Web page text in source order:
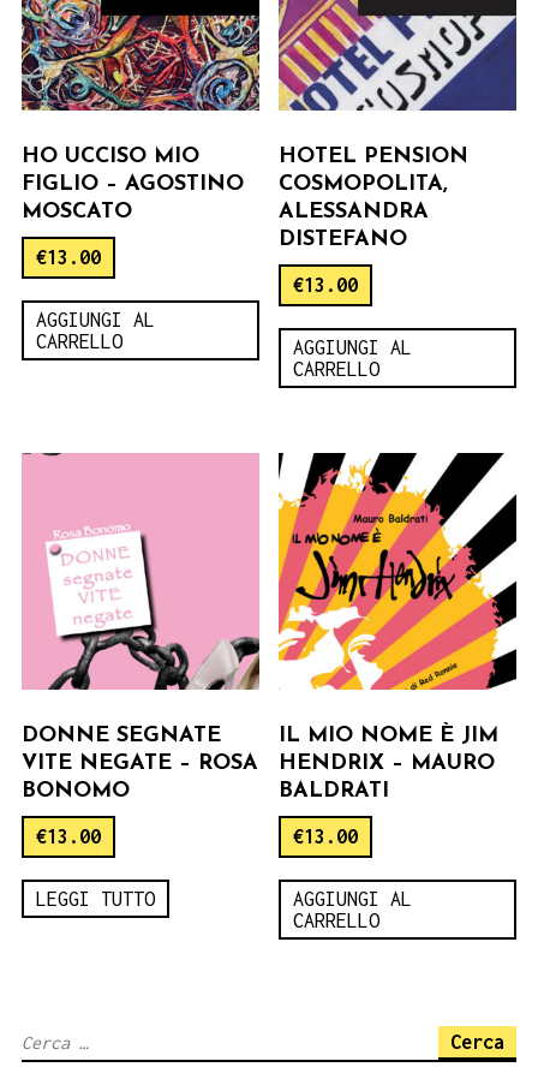
HO UCCISO MIO
FIGLIO – AGOSTINO
MOSCATO
€13.00
AGGIUNGI AL
CARRELLO
HOTEL PENSION
COSMOPOLITA,
ALESSANDRA
DISTEFANO
€13.00
AGGIUNGI AL
CARRELLO
DONNE SEGNATE
VITE NEGATE – ROSA
BONOMO
€13.00
LEGGI TUTTO
IL MIO NOME È JIM
HENDRIX – MAURO
BALDRATI
€13.00
AGGIUNGI AL
CARRELLO
Ricerca